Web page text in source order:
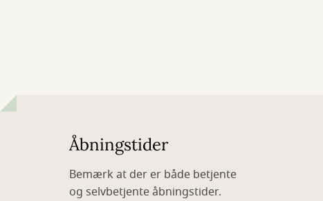
Åbningstider
Bemærk at der er både betjente
og selvbetjente åbningstider.